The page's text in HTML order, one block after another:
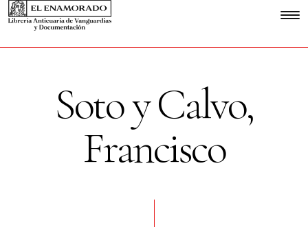
Soto y Calvo,
Francisco